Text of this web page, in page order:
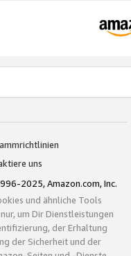
uns
2025, Amazon.com, Inc.
und ähnliche Tools
um Dir Dienstleistungen
der Erhaltung
der Sicherheit und der